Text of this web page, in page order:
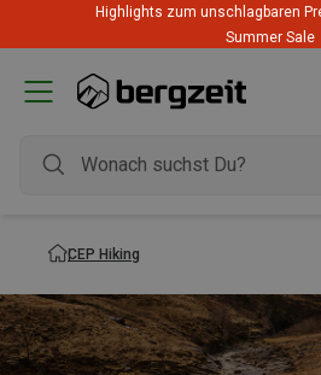
Highlights zum unschlagbaren
Summer Sale
CEP Hiking